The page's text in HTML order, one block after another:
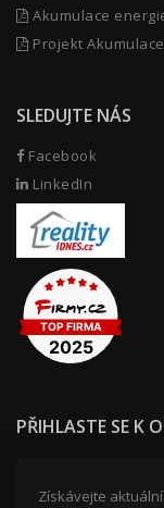
Akumulace
Projekt
SLEDUJTE NÁS
Facebook
LinkedIn
PŘIHLASTE SE K
Získávejte